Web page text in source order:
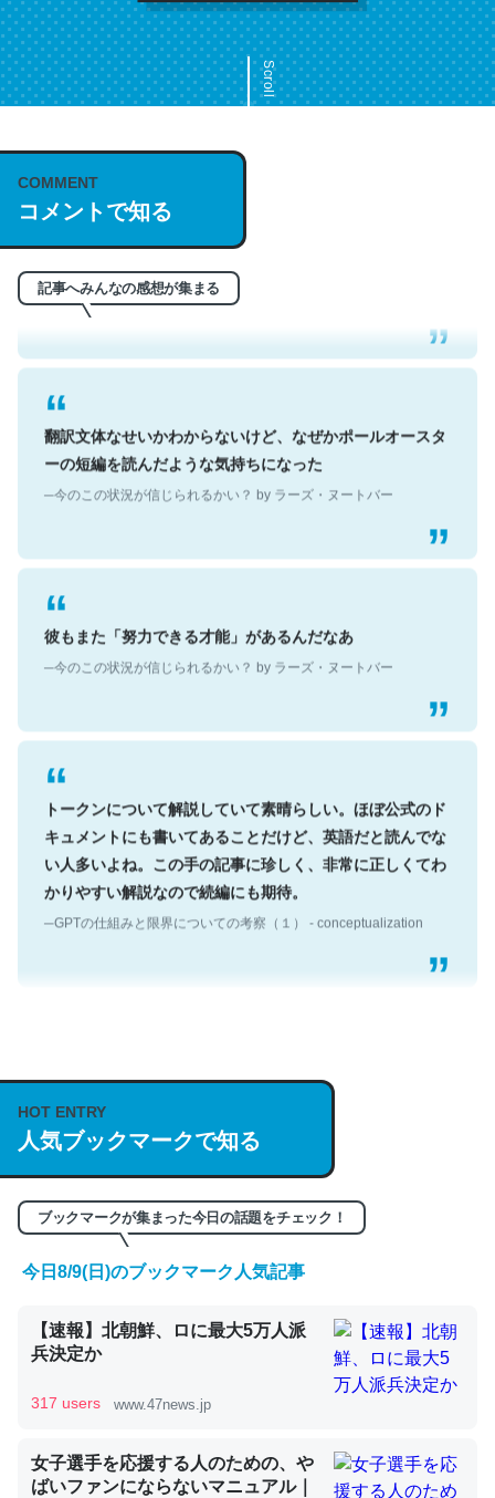
Scroll
COMMENT
コメントで知る
記事へみんなの感想が集まる
これは名文。彼はとてもクレバーなんだろうなと凄く思
う。英語少しでも読める人は原文もお勧め。自分はこの流
れ好き。Let’s Fucking Go. Then Covid hit. Shit.
─今のこの状況が信じられるかい？ by ラーズ・ヌートバー
翻訳文体なせいかわからないけど、なぜかポールオースタ
ーの短編を読んだような気持ちになった
彼もまた「努力できる才能」があるんだなあ
トークンについて解説していて素晴らしい。ほぼ公式のド
キュメントにも書いてあることだけど、英語だと読んでな
い人多いよね。この手の記事に珍しく、非常に正しくてわ
かりやすい解説なので続編にも期待。
説してる記事が少ないので貴重な良記事。/続編来た
https://isobe324649.hatenablog.com/entry/2023/03/27
/064121
─GPTの仕組みと限界についての考察（１） - conceptualization
くらい。小説でいう「ずっと前の伏線」は回収されないけ
ど、短期記憶というには多い分量。進化すればするほど分
HOT ENTRY
人気ブックマークで知る
ブックマークが集まった今日の話題をチェック！
今日8/9(日)のブックマーク人気記事
【速報】北朝鮮、ロに最大5万人派
兵決定か
317 users www.47news.jp
女子選手を応援する人のための、や
ばいファンにならないマニュアル｜